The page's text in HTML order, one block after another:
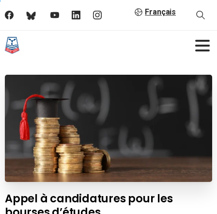
Français
Appel à candidatures pour les